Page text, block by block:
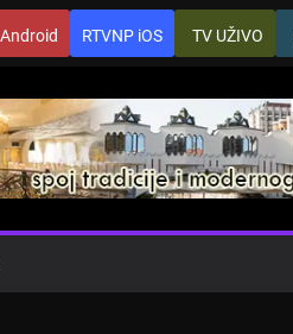
RTVNP iOS TV UŽIVO